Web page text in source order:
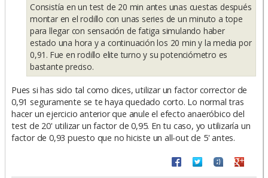
Consistía en un test de 20 min antes unas cuestas después
montar en el rodillo con unas series de un minuto a tope
para llegar con sensación de fatiga simulando haber
estado una hora y a continuación los 20 min y la media por
0,91. Fue en rodillo elite turno y su potenciómetro es
bastante preciso.
Pues si has sido tal como dices, utilizar un factor corrector de
0,91 seguramente se te haya quedado corto. Lo normal tras
hacer un ejercicio anterior que anule el efecto anaeróbico del
test de 20' utilizar un factor de 0,95. En tu caso, yo utilizaría un
factor de 0,93 puesto que no hiciste un all-out de 5' antes.